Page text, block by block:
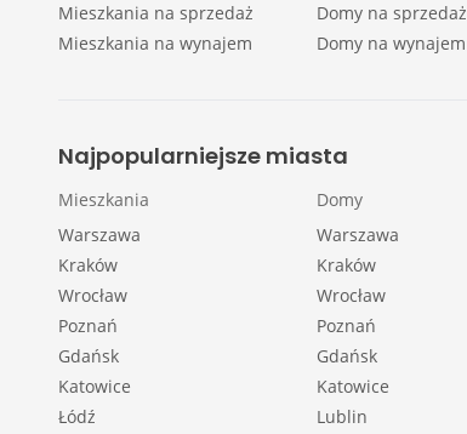
Mieszkania na sprzedaż
Mieszkania na wynajem
Domy na sprzedaż
Domy na wynajem
Najpopularniejsze miasta
Mieszkania
Warszawa
Kraków
Wrocław
Poznań
Gdańsk
Katowice
Łódź
Domy
Warszawa
Kraków
Wrocław
Poznań
Gdańsk
Katowice
Lublin